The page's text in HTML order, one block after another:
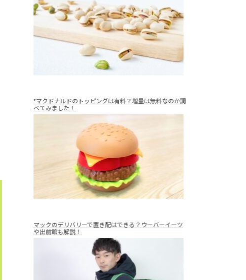
*マクドナルドのトッピングは有料？増量は無料なのか調
べてみました！
マックのデリバリーで置き配はできる？ウーバーイーツ
や出前館も解説！